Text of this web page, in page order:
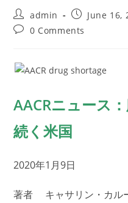
Post
author:
admin
Post
published:
June 16,
Post0 Comments
AACRニュース
続く米国
2020年1月9日
著者 キャサリン・カル